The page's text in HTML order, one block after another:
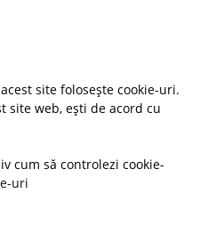
site folosește cookie-uri.
site web, ești de acord cu
cum să controlezi cookie-
uri